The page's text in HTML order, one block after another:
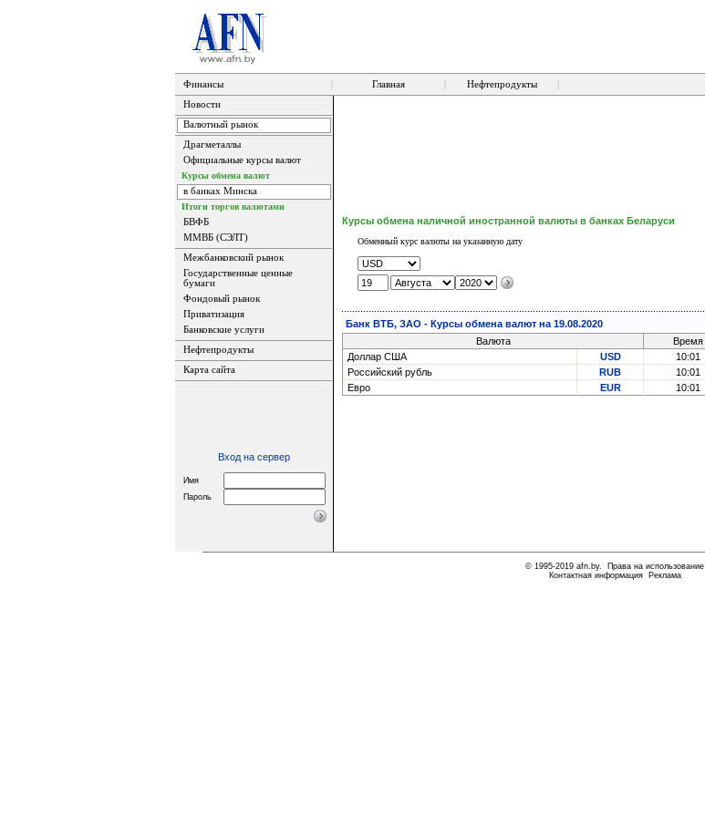
Финансы Главная Нефтепродукты
Новости
Валютный рынок
Драгметаллы
Официальные курсы валют
Курсы обмена валют
в банках Минска
Итоги торгов валютами
БВФБ
ММВБ (СЭЛТ)
Межбанковский рынок
Государственные ценные
бумаги
Фондовый рынок
Приватизация
Банковские услуги
Нефтепродукты
Карта сайта
Вход на сервер
Имя
Пароль
Курсы обмена наличной иностранной валюты в банках Беларуси
Обменный курс валюты на указанную дату
Банк ВТБ, ЗАО - Курсы обмена валют на 19.08.2020
Валюта
Время
Доллар США
USD 10:01
Российский рубль
RUB 10:01
Евро
EUR 10:01
© 1995-2019 afn.by. Права на использование
Контактная информация
Реклама